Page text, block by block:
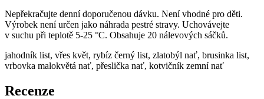
Nepřekračujte denní doporučenou dávku. Není vhodné pro děti.
Výrobek není určen jako náhrada pestré stravy. Uchovávejte
v suchu při teplotě 5-25 °C. Obsahuje 20 nálevových sáčků.
jahodník list, vřes květ, rybíz černý list, zlatobýl nať, brusinka list,
vrbovka malokvětá nať, přeslička nať, kotvičník zemní nať
Recenze